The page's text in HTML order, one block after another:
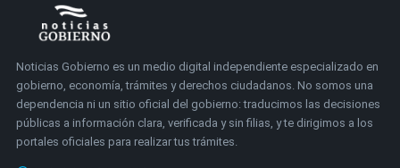
Noticias Gobierno es un medio digital independiente especializado en
gobierno, economía, trámites y derechos ciudadanos. No somos una
dependencia ni un sitio oficial del gobierno: traducimos las decisiones
públicas a información clara, verificada y sin filias, y te dirigimos a los
portales oficiales para realizar tus trámites.